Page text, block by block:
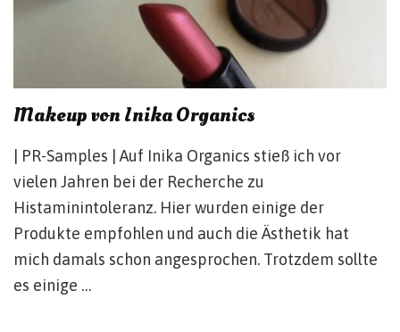
Makeup von Inika Organics
| PR-Samples | Auf Inika Organics stieß ich vor
vielen Jahren bei der Recherche zu
Histaminintoleranz. Hier wurden einige der
Produkte empfohlen und auch die Ästhetik hat
mich damals schon angesprochen. Trotzdem sollte
es einige …